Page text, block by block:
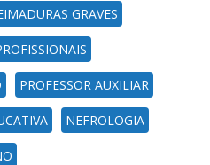
GRAVES
PROFESSOR AUXILIAR
NEFROLOGIA